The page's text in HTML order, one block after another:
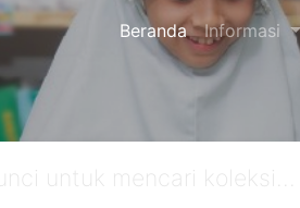
Beranda Informasi